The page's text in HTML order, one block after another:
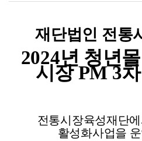
재단법인 전통
2024년 청년
시장 PM 3
전통시장육성재단
활성화사업을